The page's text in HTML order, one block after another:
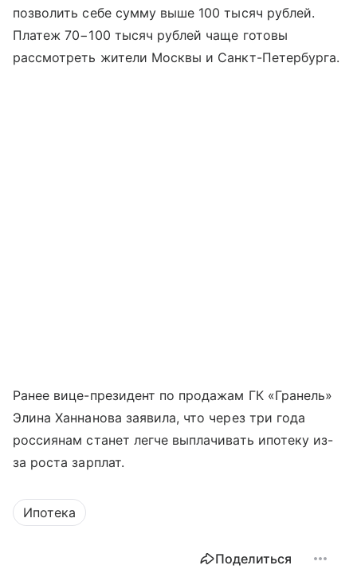
позволить себе сумму выше 100 тысяч рублей.
Платеж 70−100 тысяч рублей чаще готовы
рассмотреть жители Москвы и Санкт-Петербурга.
Ранее вице-президент по продажам ГК «Гранель»
Элина Ханнанова заявила, что через три года
россиянам станет легче выплачивать ипотеку из-
за роста зарплат.
Ипотека
Поделиться